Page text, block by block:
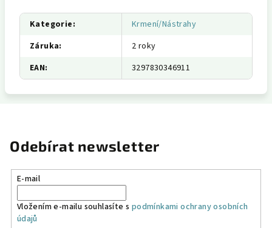
Kategorie:
Krmení/Nástrahy
Záruka:
2 roky
EAN: 3297830346911
Odebírat newsletter
E-mail
Vložením e-mailu souhlasíte s podmínkami ochrany osobních
údajů